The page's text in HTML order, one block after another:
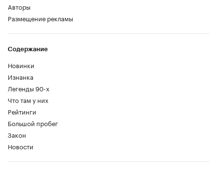
Авторы
Размещение рекламы
Содержание
Новинки
Изнанка
Легенды 90-х
Что там у них
Рейтинги
Большой пробег
Закон
Новости